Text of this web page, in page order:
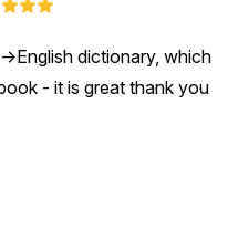
dictionary, which
- it is great thank you